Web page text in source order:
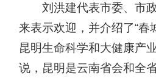
刘洪建代表市委、市
来表示欢迎，并介绍了“春
昆明生命科学和大健康产
说，昆明是云南省会和全